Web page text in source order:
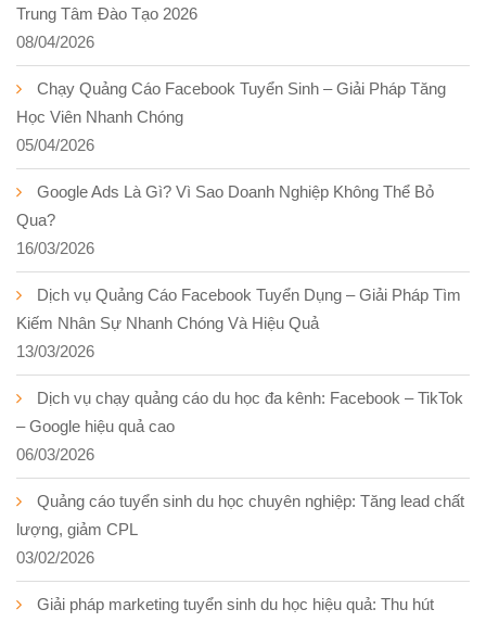
Trung Tâm Đào Tạo 2026
08/04/2026
Chạy Quảng Cáo Facebook Tuyển Sinh – Giải Pháp Tăng
Học Viên Nhanh Chóng
05/04/2026
Google Ads Là Gì? Vì Sao Doanh Nghiệp Không Thể Bỏ
Qua?
16/03/2026
Dịch vụ Quảng Cáo Facebook Tuyển Dụng – Giải Pháp Tìm
Kiếm Nhân Sự Nhanh Chóng Và Hiệu Quả
13/03/2026
Dịch vụ chạy quảng cáo du học đa kênh: Facebook – TikTok
– Google hiệu quả cao
06/03/2026
Quảng cáo tuyển sinh du học chuyên nghiệp: Tăng lead chất
lượng, giảm CPL
03/02/2026
Giải pháp marketing tuyển sinh du học hiệu quả: Thu hút